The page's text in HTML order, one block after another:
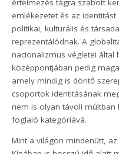
értelmezés tágra szabott
emlékezetet és az
politikai, kulturális és
reprezentálódnak. A
nacionalizmus végletei
középpontjában pedig
amely mindig is döntő
csoportok identitásának
nem is olyan távoli
foglaló kategóriává.
Mint a világon mindenütt,